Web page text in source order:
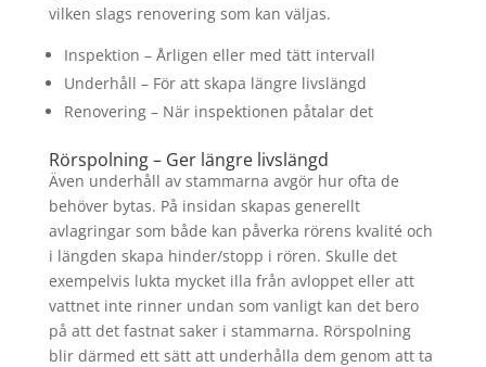
vilken slags renovering som kan väljas.
Inspektion – Årligen eller med tätt intervall
Underhåll – För att skapa längre livslängd
Renovering – När inspektionen påtalar det
Rörspolning – Ger längre livslängd
Även underhåll av stammarna avgör hur ofta de
behöver bytas. På insidan skapas generellt
avlagringar som både kan påverka rörens kvalité och
i längden skapa hinder/stopp i rören. Skulle det
exempelvis lukta mycket illa från avloppet eller att
vattnet inte rinner undan som vanligt kan det bero
på att det fastnat saker i stammarna. Rörspolning
blir därmed ett sätt att underhålla dem genom att ta